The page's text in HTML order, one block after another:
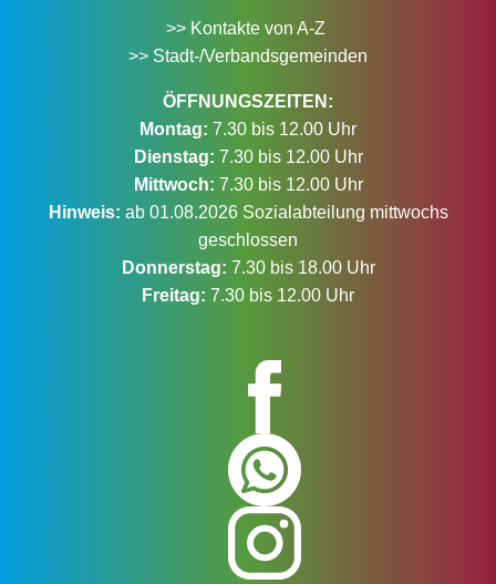
>> Kontakte von A-Z
>> Stadt-/Verbandsgemeinden
ÖFFNUNGSZEITEN:
Montag: 7.30 bis 12.00 Uhr
Dienstag: 7.30 bis 12.00 Uhr
Mittwoch: 7.30 bis 12.00 Uhr
Hinweis: ab 01.08.2026 Sozialabteilung mittwochs
geschlossen
Donnerstag: 7.30 bis 18.00 Uhr
Freitag: 7.30 bis 12.00 Uhr